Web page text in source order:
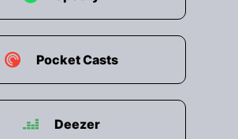
Pocket Casts
Deezer